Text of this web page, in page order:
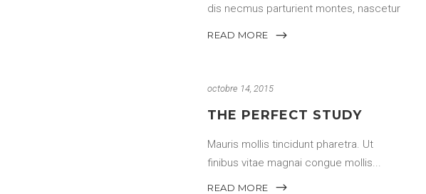
dis necmus parturient montes, nascetur
READ MORE
octobre 14, 2015
THE PERFECT STUDY
Mauris mollis tincidunt pharetra. Ut
finibus vitae magnai congue mollis
READ MORE